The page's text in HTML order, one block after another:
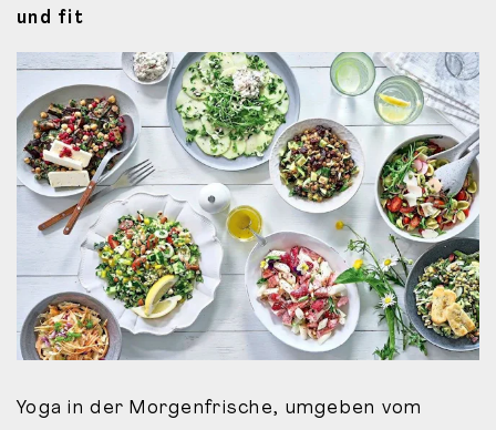
und fit
Yoga in der Morgenfrische, umgeben vom